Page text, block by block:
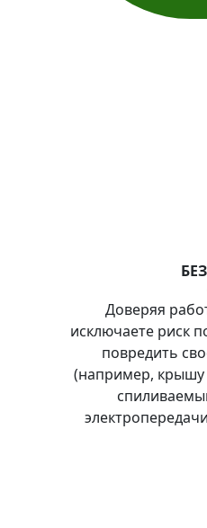
Доверяя
исключаете риск
повредить
(например, крышу